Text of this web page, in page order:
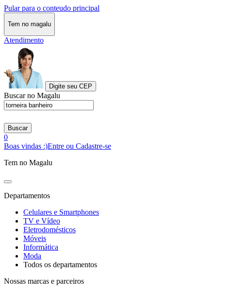
Pular para o conteudo principal
Tem no magalu
Atendimento
Digite seu CEP
Buscar no Magalu
Buscar
0
Boas vindas :)Entre ou Cadastre-se
Tem no Magalu
Departamentos
Celulares e Smartphones
TV e Vídeo
Eletrodomésticos
Móveis
Informática
Moda
Todos os departamentos
Nossas marcas e parceiros